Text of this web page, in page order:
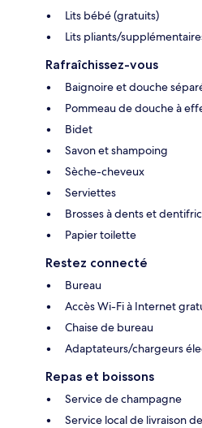
Lits bébé (gratuits)
Lits pliants/
Rafraîchissez-vous
Baignoire et douche
Pommeau de douche à
Bidet
Savon et shampoing
Sèche-cheveux
Serviettes
Brosses à dents et
Papier toilette
Restez connecté
Bureau
Accès Wi-Fi à Internet
Chaise de bureau
Adaptateurs/chargeurs
Repas et boissons
Service de champagne
Service local de livraison